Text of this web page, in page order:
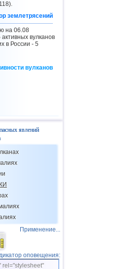
2,6...2,9 3
2,5...2,8 2
землетрясений
на 06.08
вулканов
в России - 5
вулканов
явлений
КИ
Применение...
оповещения:
rel="stylesheet"